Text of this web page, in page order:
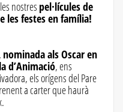
nostres pel·lícules de
les festes en família!
nominada als Oscar en
d’Animació, ens
els orígens del Pare
a carter que haurà